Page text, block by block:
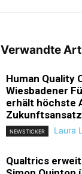
Verwandte
Human Quality
Wiesbadener
erhält höchste
NEWSTICKER Laura
Qualtrics